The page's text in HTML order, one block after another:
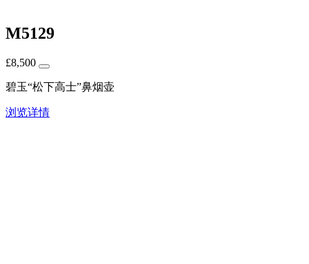
M5129
£8,500
碧玉“松下高士”鼻烟壶
浏览详情